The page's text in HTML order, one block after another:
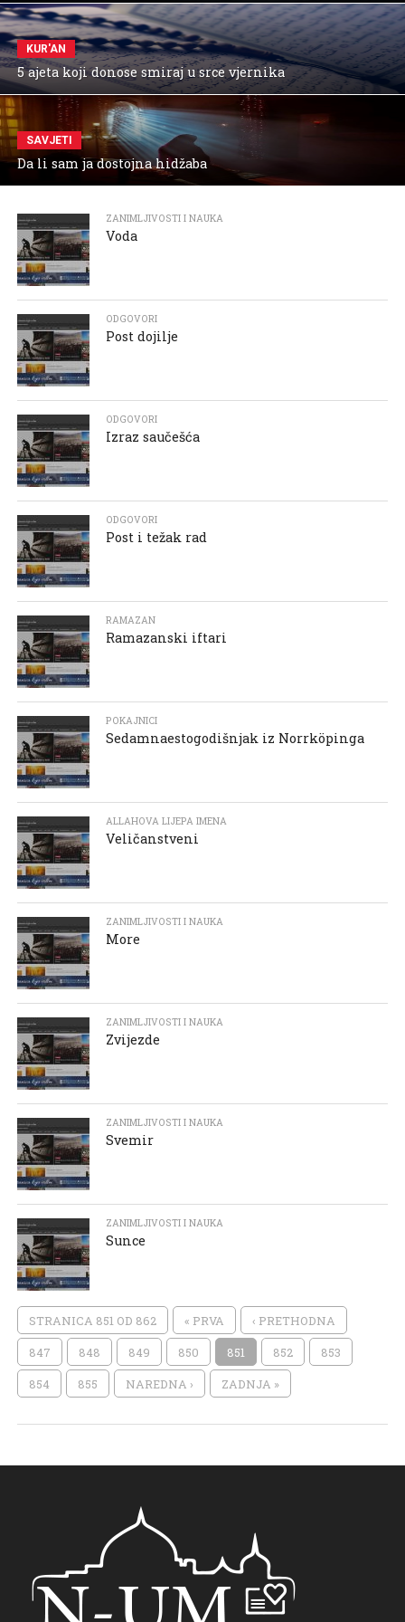
KUR'AN
5 ajeta koji donose smiraj u srce vjernika
SAVJETI
Da li sam ja dostojna hidžaba
ZANIMLJIVOSTI I NAUKA
Voda
ODGOVORI
Post dojilje
ODGOVORI
Izraz saučešća
ODGOVORI
Post i težak rad
RAMAZAN
Ramazanski iftari
POKAJNICI
Sedamnaestogodišnjak iz Norrköpinga
ALLAHOVA LIJEPA IMENA
Veličanstveni
ZANIMLJIVOSTI I NAUKA
More
ZANIMLJIVOSTI I NAUKA
Zvijezde
ZANIMLJIVOSTI I NAUKA
Svemir
ZANIMLJIVOSTI I NAUKA
Sunce
STRANICA 851 OD 862 « PRVA ‹ PRETHODNA
847 848 849 850 851 852 853
854 855 NAREDNA › ZADNJA »